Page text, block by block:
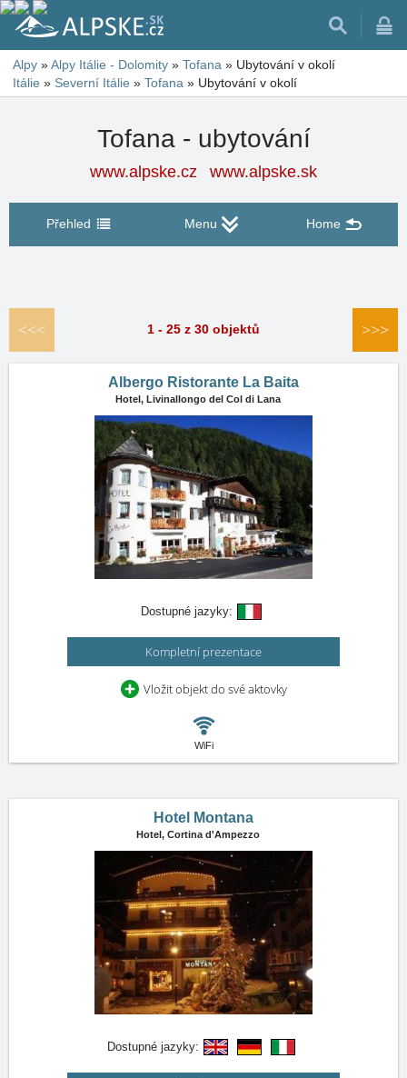
Alpy »Alpy Itálie - Dolomity » Tofana » Ubytování v okolí
Itálie » Severní Itálie » Tofana » Ubytování v okolí
Tofana - ubytování
www.alpske.cz www.alpske.sk
Přehled Menu Home
<<< 1 - 25 z 30 objektů >>>
Albergo Ristorante La Baita
Hotel, Livinallongo del Col di Lana
Dostupné jazyky:
Kompletní prezentace
Vložit objekt do své aktovky
WiFi
Hotel Montana
Hotel, Cortina d'Ampezzo
Dostupné jazyky: